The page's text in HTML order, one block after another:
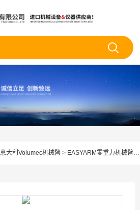
意大利Volumec机械臂 > EASYARM零重力机械臂>